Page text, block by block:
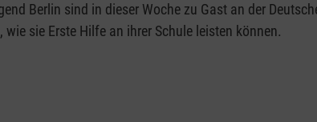
Berlin sind in dieser Woche zu Gast an der
sie Erste Hilfe an ihrer Schule leisten können.